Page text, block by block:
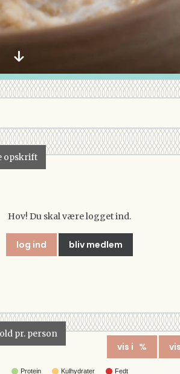
opskrift
Hov! Du skal være logget ind.
log ind bliv medlem
pr. person
vis i %
Protein Kulhydrater Fedt